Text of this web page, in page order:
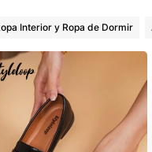
Interior y Ropa de Dormir